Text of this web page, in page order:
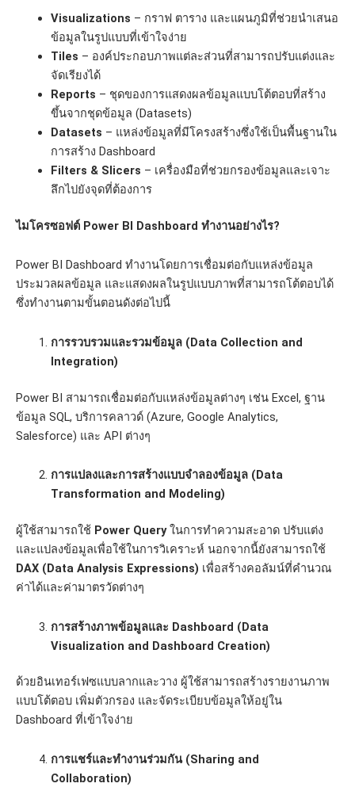
Visualizations – กราฟ ตาราง และแผนภูมิที่ช่วยนำเสนอ
ข้อมูลในรูปแบบที่เข้าใจง่าย
Tiles – องค์ประกอบภาพแต่ละส่วนที่สามารถปรับแต่งและ
จัดเรียงได้
Reports – ชุดของการแสดงผลข้อมูลแบบโต้ตอบที่สร้าง
ขึ้นจากชุดข้อมูล (Datasets)
Datasets – แหล่งข้อมูลที่มีโครงสร้างซึ่งใช้เป็นพื้นฐานใน
การสร้าง Dashboard
Filters & Slicers – เครื่องมือที่ช่วยกรองข้อมูลและเจาะ
ลึกไปยังจุดที่ต้องการ
ไมโครซอฟต์ Power BI Dashboard ทำงานอย่างไร?
Power BI Dashboard ทำงานโดยการเชื่อมต่อกับแหล่งข้อมูล
ประมวลผลข้อมูล และแสดงผลในรูปแบบภาพที่สามารถโต้ตอบได้
ซึ่งทำงานตามขั้นตอนดังต่อไปนี้
การรวบรวมและรวมข้อมูล (Data Collection and
Integration)
Power BI สามารถเชื่อมต่อกับแหล่งข้อมูลต่างๆ เช่น Excel, ฐาน
ข้อมูล SQL, บริการคลาวด์ (Azure, Google Analytics,
Salesforce) และ API ต่างๆ
การแปลงและการสร้างแบบจำลองข้อมูล (Data
Transformation and Modeling)
ผู้ใช้สามารถใช้ Power Queryในการทำความสะอาด ปรับแต่ง
และแปลงข้อมูลเพื่อใช้ในการวิเคราะห์ นอกจากนี้ยังสามารถใช้
DAX (Data Analysis Expressions) เพื่อสร้างคอลัมน์ที่คำนวณ
ค่าได้และค่ามาตรวัดต่างๆ
การสร้างภาพข้อมูลและ Dashboard (Data
Visualization and Dashboard Creation)
ด้วยอินเทอร์เฟซแบบลากและวาง ผู้ใช้สามารถสร้างรายงานภาพ
แบบโต้ตอบ เพิ่มตัวกรอง และจัดระเบียบข้อมูลให้อยู่ใน
Dashboard ที่เข้าใจง่าย
การแชร์และทำงานร่วมกัน (Sharing and
Collaboration)